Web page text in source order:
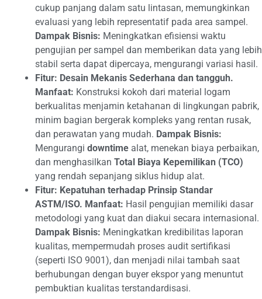
cukup panjang dalam satu lintasan, memungkinkan
evaluasi yang lebih representatif pada area sampel.
Dampak Bisnis: Meningkatkan efisiensi waktu
pengujian per sampel dan memberikan data yang lebih
stabil serta dapat dipercaya, mengurangi variasi hasil.
Fitur: Desain Mekanis Sederhana dan tangguh.
Manfaat: Konstruksi kokoh dari material logam
berkualitas menjamin ketahanan di lingkungan pabrik,
minim bagian bergerak kompleks yang rentan rusak,
dan perawatan yang mudah. Dampak Bisnis:
Mengurangi downtime alat, menekan biaya perbaikan,
dan menghasilkan Total Biaya Kepemilikan (TCO)
yang rendah sepanjang siklus hidup alat.
Fitur: Kepatuhan terhadap Prinsip Standar
ASTM/ISO. Manfaat: Hasil pengujian memiliki dasar
metodologi yang kuat dan diakui secara internasional.
Dampak Bisnis: Meningkatkan kredibilitas laporan
kualitas, mempermudah proses audit sertifikasi
(seperti ISO 9001), dan menjadi nilai tambah saat
berhubungan dengan buyer ekspor yang menuntut
pembuktian kualitas terstandardisasi.